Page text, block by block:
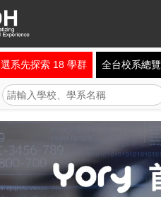
選系先探索 18 學群 全台校系總覽